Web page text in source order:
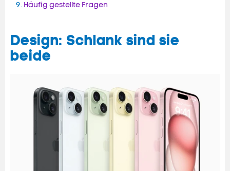
Häufig gestellte Fragen
Design: Schlank sind sie
beide